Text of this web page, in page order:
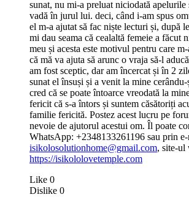
sunat, nu mi-a preluat niciodată apelurile
vadă în jurul lui. deci, când i-am spus
el m-a ajutat să fac niște lecturi și, după
mi dau seama că cealaltă femeie a făcut
meu și acesta este motivul pentru care
că mă va ajuta să arunc o vraja să-l
am fost sceptic, dar am încercat și în 2
sunat el însuși și a venit la mine
cred că se poate întoarce vreodată la
fericit că s-a întors și suntem căsătoriți
familie fericită. Postez acest lucru pe
nevoie de ajutorul acestui om. Îl poate
WhatsApp: +2348133261196 sau prin
isikolosolutionhome@gmail.com, site-ul
https://isikololovetemple.com
Like 0
Dislike 0